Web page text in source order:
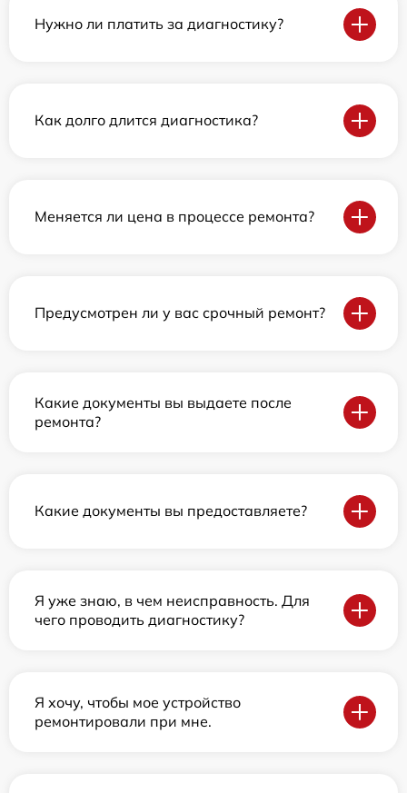
Нужно ли платить за диагностику?
Как долго длится диагностика?
Меняется ли цена в процессе ремонта?
Предусмотрен ли у вас срочный ремонт?
Какие документы вы выдаете после
ремонта?
Какие документы вы предоставляете?
Я уже знаю, в чем неисправность. Для
чего проводить диагностику?
Я хочу, чтобы мое устройство
ремонтировали при мне.